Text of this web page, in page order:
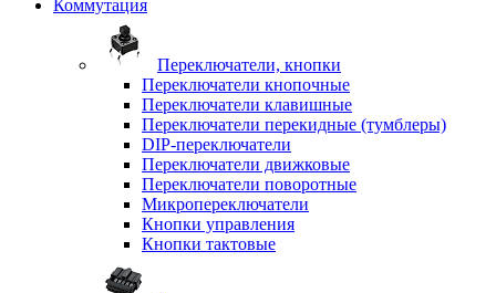
Коммутация
Переключатели, кнопки
Переключатели кнопочные
Переключатели клавишные
Переключатели перекидные (тумблеры)
DIP-переключатели
Переключатели движковые
Переключатели поворотные
Микропереключатели
Кнопки управления
Кнопки тактовые